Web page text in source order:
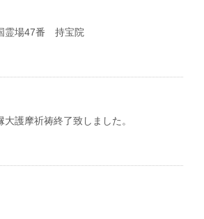
霊場47番 持宝院
護摩祈祷終了致しました。